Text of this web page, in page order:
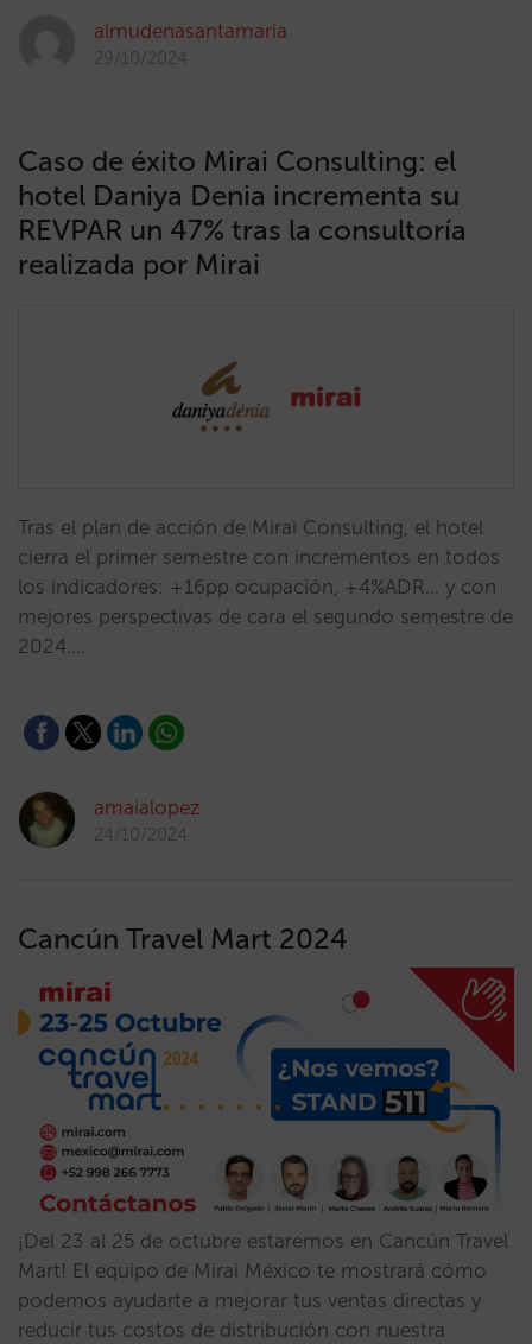
almudenasantamaria
29/10/2024
Caso de éxito Mirai Consulting: el
hotel Daniya Denia incrementa su
REVPAR un 47% tras la consultoría
realizada por Mirai
Tras el plan de acción de Mirai Consulting, el hotel
cierra el primer semestre con incrementos en todos
los indicadores: +16pp ocupación, +4%ADR... y con
mejores perspectivas de cara el segundo semestre de
2024.…
amaialopez
24/10/2024
Cancún Travel Mart 2024
¡Del 23 al 25 de octubre estaremos en Cancún Travel
Mart! El equipo de Mirai México te mostrará cómo
podemos ayudarte a mejorar tus ventas directas y
reducir tus costos de distribución con nuestra